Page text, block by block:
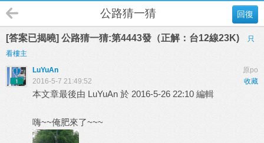
回復
公路猜一猜
[答案已揭曉] 公路猜一猜:第4443發（正解：台12線23K)
只
看樓主
原po
LuYuAn
收藏
2016-5-7 21:49:52
本文章最後由 LuYuAn 於 2016-5-26 22:10 編輯
嗨~~俺肥來了~~~